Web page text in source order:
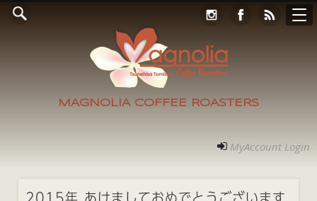
MAGNOLIA COFFEE ROASTERS
ホーム
ご案内
Online Store
フォト
アクセス
コンタクト
RECRUIT
MyAccount Login
MyAccount Login
2015年 あけましておめでとうございます